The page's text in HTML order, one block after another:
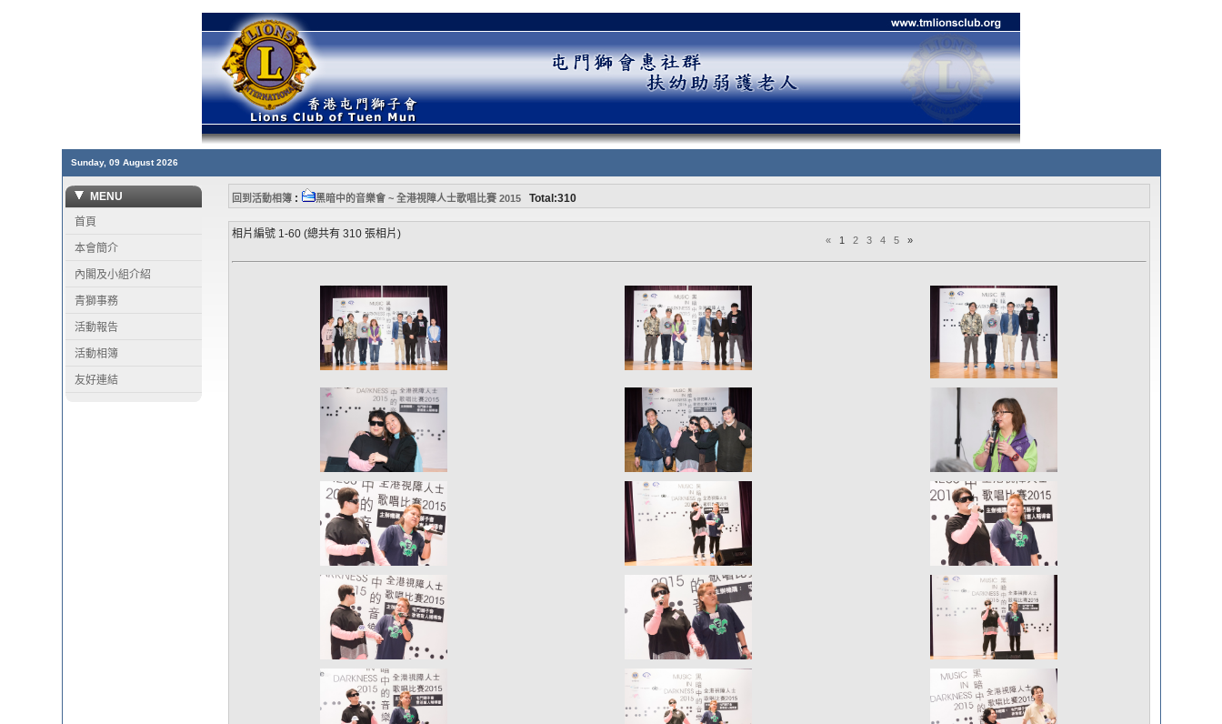
Sunday, 09 August 2026
MENU
首頁
本會簡介
內閣及小組介紹
青獅事務
活動報告
活動相簿
友好連結
回到活動相簿: 黑暗中的音樂會 ~ 全港視障人士歌唱比賽 2015Total:310
相片編號 1-60 (總共有 310 張相片) « 1 2 3 4 5 »